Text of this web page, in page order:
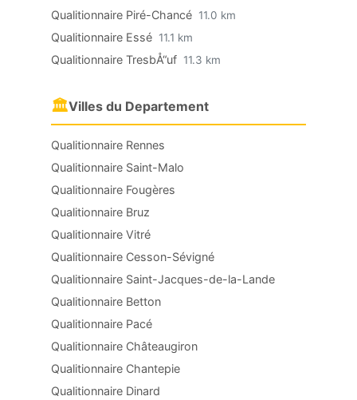
Qualitionnaire Piré-Chancé 11.0 km
Qualitionnaire Essé 11.1 km
Qualitionnaire TresbÅ“uf 11.3 km
🏛Villes du Departement
Qualitionnaire Rennes
Qualitionnaire Saint-Malo
Qualitionnaire Fougères
Qualitionnaire Bruz
Qualitionnaire Vitré
Qualitionnaire Cesson-Sévigné
Qualitionnaire Saint-Jacques-de-la-Lande
Qualitionnaire Betton
Qualitionnaire Pacé
Qualitionnaire Châteaugiron
Qualitionnaire Chantepie
Qualitionnaire Dinard